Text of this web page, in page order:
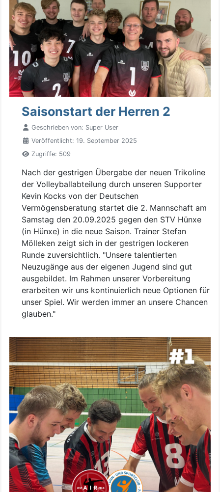
Saisonstart der Herren 2
Geschrieben von: Super User
Veröffentlicht: 19. September 2025
Zugriffe: 509
Nach der gestrigen Übergabe der neuen Trikoline
der Volleyballabteilung durch unseren Supporter
Kevin Kocks von der Deutschen
Vermögensberatung startet die 2. Mannschaft am
Samstag den 20.09.2025 gegen den STV Hünxe
(in Hünxe) in die neue Saison. Trainer Stefan
Mölleken zeigt sich in der gestrigen lockeren
Runde zuversichtlich. "Unsere talentierten
Neuzugänge aus der eigenen Jugend sind gut
ausgebildet. Im Rahmen unserer Vorbereitung
erarbeiten wir uns kontinuierlich neue Optionen für
unser Spiel. Wir werden immer an unsere Chancen
glauben."